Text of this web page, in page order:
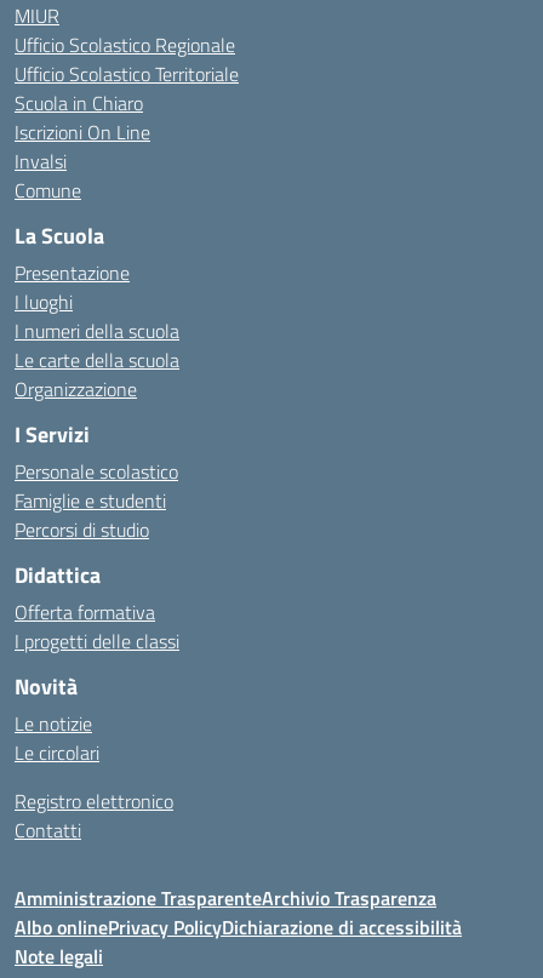
MIUR
Ufficio Scolastico Regionale
Ufficio Scolastico Territoriale
Scuola in Chiaro
Iscrizioni On Line
Invalsi
Comune
La Scuola
Presentazione
I luoghi
I numeri della scuola
Le carte della scuola
Organizzazione
I Servizi
Personale scolastico
Famiglie e studenti
Percorsi di studio
Didattica
Offerta formativa
I progetti delle classi
Novità
Le notizie
Le circolari
Registro elettronico
Contatti
Amministrazione TrasparenteArchivio Trasparenza
Albo onlinePrivacy PolicyDichiarazione di accessibilità
Note legali